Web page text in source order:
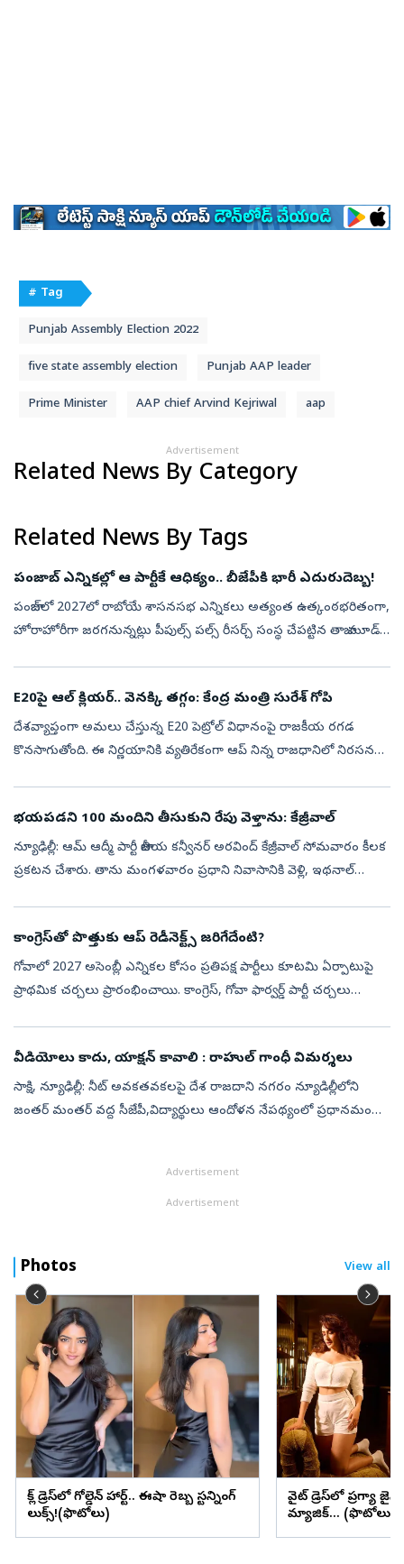
# Tag
Punjab Assembly Election 2022
five state assembly election Punjab AAP leader
Prime Minister AAP chief Arvind Kejriwal aap
Advertisement
Related News By Category
Related News By Tags
పంజాబ్‌ ఎన్నికల్లో ఆ పార్టీకే ఆధిక్యం.. బీజేపీకి భారీ ఎదురుదెబ్బ!
పంజాబ్‌లో 2027లో రాబోయే శాసనసభ ఎన్నికలు అత్యంత ఉత్కంఠభరితంగా,
హోరాహోరీగా జరగనున్నట్లు పీపుల్స్ పల్స్ రీసర్చ్ సంస్థ చేపట్టిన తాజా మూడ్
E20పై ఆల్‌ క్లియర్‌.. వెనక్కి తగ్గం: కేంద్ర మంత్రి సురేశ్‌ గోపి
దేశవ్యాప్తంగా అమలు చేస్తున్న E20 పెట్రోల్‌ విధానంపై రాజకీయ రగడ
కొనసాగుతోంది. ఈ నిర్ణయానికి వ్యతిరేకంగా ఆప్‌ నిన్న రాజధానిలో నిరసనలు
భయపడని 100 మందిని తీసుకుని రేపు వెళ్తాను: కేజ్రీవాల్‌
న్యూఢిల్లీ: ఆమ్ ఆద్మీ పార్టీ జాతీయ కన్వీనర్ అరవింద్ కేజ్రీవాల్ సోమవారం కీలక
ప్రకటన చేశారు. తాను మంగళవారం ప్రధాని నివాసానికి వెళ్లి, ఇథనాల్
కాంగ్రెస్‌తో పొత్తుకు ఆప్ రెడీ.. నెక్ట్స్‌ జరిగేదేంటి?
గోవాలో 2027 అసెంబ్లీ ఎన్నికల కోసం ప్రతిపక్ష పార్టీలు కూటమి ఏర్పాటుపై
ప్రాథమిక చర్చలు ప్రారంభించాయి. కాంగ్రెస్, గోవా ఫార్వర్డ్ పార్టీ చర్చలు
వీడియోలు కాదు, యాక్షన్‌ కావాలి : రాహుల్‌ గాంధీ విమర్శలు
సాక్షి, న్యూఢిల్లీ: నీట్‌ అవకతవకలపై దేశ రాజదాని నగరం న్యూడిల్లీలోని
జంతర్‌ మంతర్‌ వద్ద సీజేపీ,విద్యార్థులు ఆందోళన నేపథ్యంలో ప్రధానమంత్రి
Advertisement
Advertisement
Photos View all
బ్లాక్ డ్రెస్‌లో గోల్డెన్ హార్ట్.. ఈషా రెబ్బ స్టన్నింగ్
లుక్స్!(ఫొటోలు)
వైట్ డ్రెస్‌లో ప్రగ్యా
మ్యాజిక్... (ఫొటోలు)